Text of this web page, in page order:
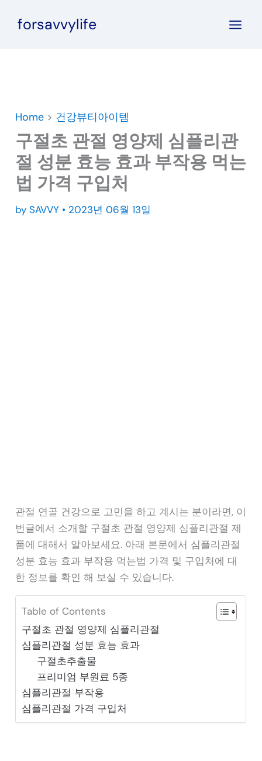
forsavvylife
Home > 건강뷰티아이템
구절초 관절 영양제 심플리관
절 성분 효능 효과 부작용 먹는
법 가격 구입처
by SAVVY • 2023년 06월 13일
관절 연골 건강으로 고민을 하고 계시는 분이라면, 이
번글에서 소개할 구절초 관절 영양제 심플리관절 제
품에 대해서 알아보세요. 아래 본문에서 심플리관절
성분 효능 효과 부작용 먹는법 가격 및 구입처에 대
한 정보를 확인 해 보실 수 있습니다.
Table of Contents
구절초 관절 영양제 심플리관절
심플리관절 성분 효능 효과
구절초추출물
프리미엄 부원료 5종
심플리관절 부작용
심플리관절 가격 구입처